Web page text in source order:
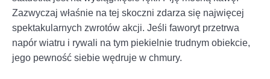
Zazwyczaj właśnie na tej skoczni zdarza się najwięcej
spektakularnych zwrotów akcji. Jeśli faworyt przetrwa
napór wiatru i rywali na tym piekielnie trudnym obiekcie,
jego pewność siebie wędruje w chmury.